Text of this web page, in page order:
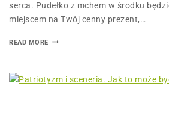
serca. Pudełko z mchem w środku
miejscem na Twój cenny prezent,…
READ MORE